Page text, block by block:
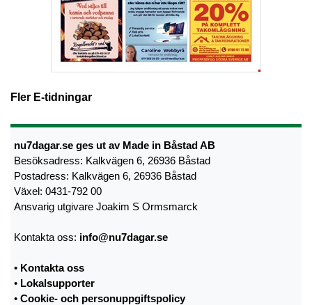
Fler E-tidningar
nu7dagar.se ges ut av Made in Båstad AB
Besöksadress: Kalkvägen 6, 26936 Båstad
Postadress: Kalkvägen 6, 26936 Båstad
Växel: 0431-792 00
Ansvarig utgivare Joakim S Ormsmarck
Kontakta oss: info@nu7dagar.se
• Kontakta oss
• Lokalsupporter
• Cookie- och personuppgiftspolicy